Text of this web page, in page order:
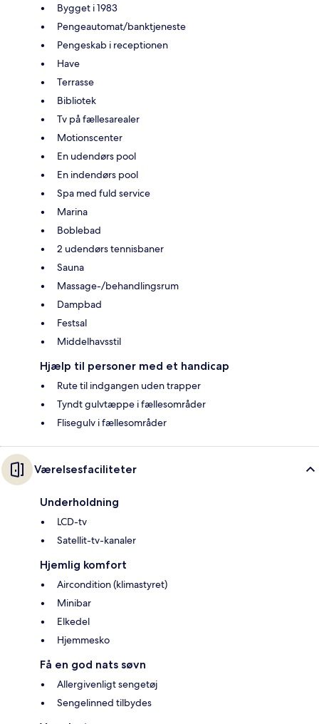
Bygget i 1983
Pengeautomat/banktjeneste
Pengeskab i receptionen
Have
Terrasse
Bibliotek
Tv på fællesarealer
Motionscenter
En udendørs pool
En indendørs pool
Spa med fuld service
Marina
Boblebad
2 udendørs tennisbaner
Sauna
Massage-/behandlingsrum
Dampbad
Festsal
Middelhavsstil
Hjælp til personer med et handicap
Rute til indgangen uden trapper
Tyndt gulvtæppe i fællesområder
Flisegulv i fællesområder
Værelsesfaciliteter
Underholdning
LCD-tv
Satellit-tv-kanaler
Hjemlig komfort
Aircondition (klimastyret)
Minibar
Elkedel
Hjemmesko
Få en god nats søvn
Allergivenligt sengetøj
Sengelinned tilbydes